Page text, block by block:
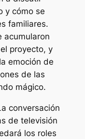
y cómo se
familiares.
acumularon
proyecto, y
emoción de
de las
mágico.
conversación
de televisión
los roles